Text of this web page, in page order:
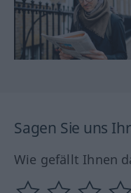
Sagen Sie uns
Wie gefällt Ihnen